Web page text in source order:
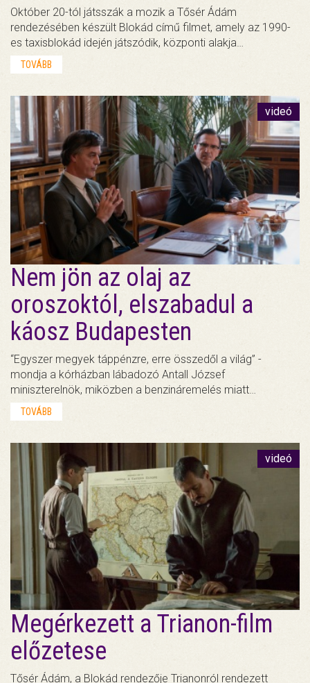
Október 20-tól játsszák a mozik a Tősér Ádám
rendezésében készült Blokád című filmet, amely az 1990-
es taxisblokád idején játszódik, központi alakja…
TOVÁBB
videó
Nem jön az olaj az
oroszoktól, elszabadul a
káosz Budapesten
“Egyszer megyek táppénzre, erre összedől a világ” -
mondja a kórházban lábadozó Antall József
miniszterelnök, miközben a benzináremelés miatt…
TOVÁBB
videó
Megérkezett a Trianon-film
előzetese
Tősér Ádám, a Blokád rendezője Trianonról rendezett